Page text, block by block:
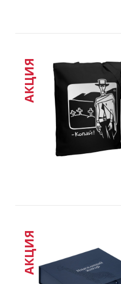
АКЦИЯ
АКЦИЯ